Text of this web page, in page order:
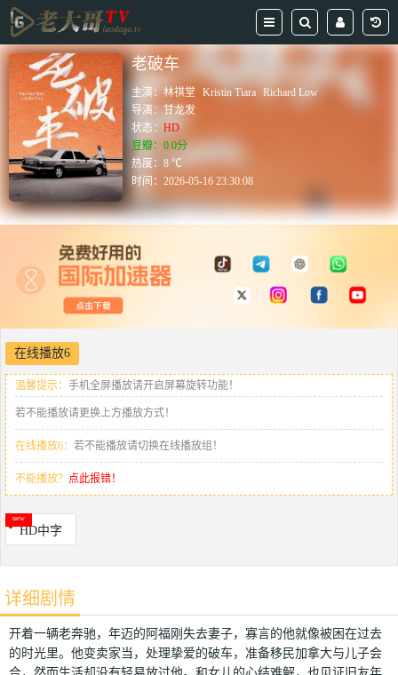
老破车
主演：林祺堂 Kristin Tiara Richard Low
导演：甘龙发
状态：HD
豆瓣：0.0分
热度：8 ℃
时间：2026-05-16 23:30:08
在线播放6
温馨提示： 手机全屏播放请开启屏幕旋转功能！
若不能播放请更换上方播放方式！
在线播放6： 若不能播放请切换在线播放组！
不能播放？ 点此报错！
HD中字
详细剧情
开着一辆老奔驰，年迈的阿福刚失去妻子，寡言的他就像被困在过去
的时光里。他变卖家当，处理挚爱的破车，准备移民加拿大与儿子会